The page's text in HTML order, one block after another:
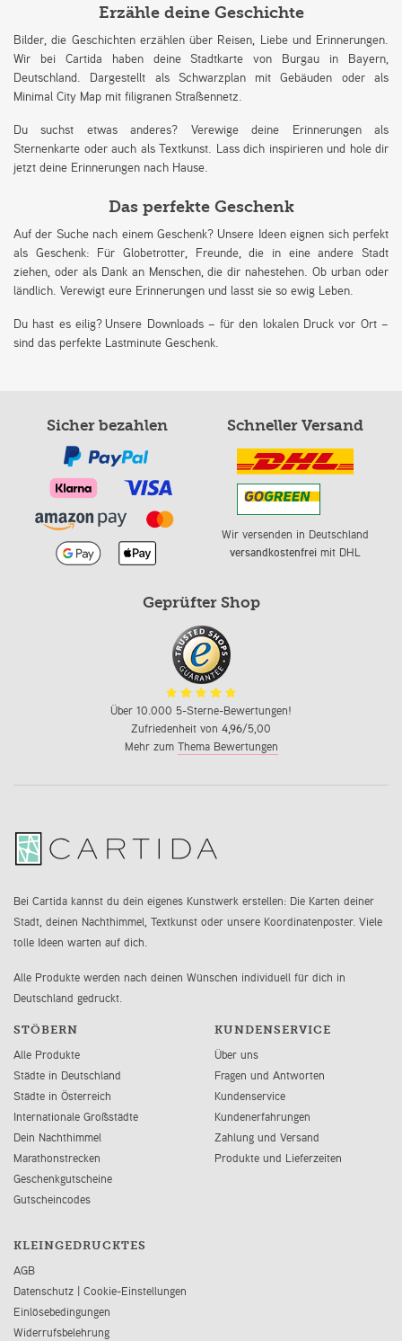
Erzähle deine Geschichte
Bilder, die Geschichten erzählen über Reisen, Liebe und Erinnerungen.
Wir bei Cartida haben deine Stadtkarte von Burgau in Bayern,
Deutschland. Dargestellt als Schwarzplan mit Gebäuden oder als
Minimal City Map mit filigranen Straßennetz.
Du suchst etwas anderes? Verewige deine Erinnerungen als
Sternenkarte oder auch als Textkunst. Lass dich inspirieren und hole dir
jetzt deine Erinnerungen nach Hause.
Das perfekte Geschenk
Auf der Suche nach einem Geschenk? Unsere Ideen eignen sich perfekt
als Geschenk: Für Globetrotter, Freunde, die in eine andere Stadt
ziehen, oder als Dank an Menschen, die dir nahestehen. Ob urban oder
ländlich. Verewigt eure Erinnerungen und lasst sie so ewig Leben.
Du hast es eilig? Unsere Downloads – für den lokalen Druck vor Ort –
sind das perfekte Lastminute Geschenk.
Sicher bezahlen Schneller Versand
Wir versenden in Deutschland
versandkostenfreimit DHL
Geprüfter Shop
Über 10.000 5-Sterne-Bewertungen!
Zufriedenheit von 4,96/5,00
Mehr zum Thema Bewertungen
Bei Cartida kannst du dein eigenes Kunstwerk erstellen: Die Karten deiner
Stadt, deinen Nachthimmel, Textkunst oder unsere Koordinatenposter. Viele
tolle Ideen warten auf dich.
Alle Produkte werden nach deinen Wünschen individuell für dich in
Deutschland gedruckt.
STÖBERN
Alle Produkte
Städte in Deutschland
Städte in Österreich
Internationale Großstädte
Dein Nachthimmel
Marathonstrecken
Geschenkgutscheine
Gutscheincodes
KUNDENSERVICE
Über uns
Fragen und Antworten
Kundenservice
Kundenerfahrungen
Zahlung und Versand
Produkte und Lieferzeiten
KLEINGEDRUCKTES
AGB
Datenschutz | Cookie-Einstellungen
Einlösebedingungen
Widerrufsbelehrung